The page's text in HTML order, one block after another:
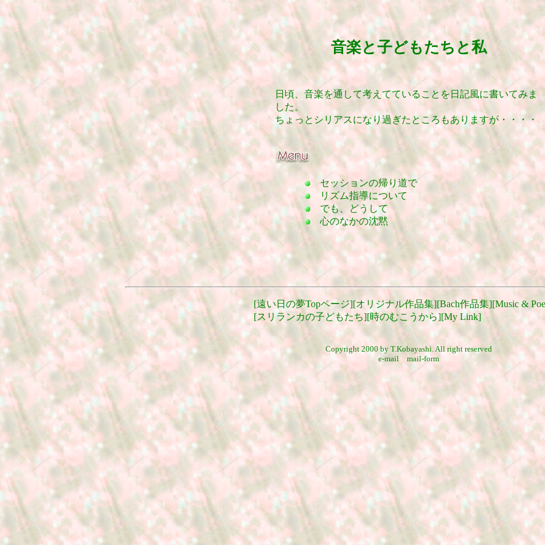
音楽と子どもたちと私
日頃、音楽を通して考えてていることを日記風に書いてみま
した。
ちょっとシリアスになり過ぎたところもありますが・・・・
セッションの帰り道で
リズム指導について
でも、どうして
心のなかの沈黙
[遠い日の夢Topページ][オリジナル作品集][Bach作品集][Music &
[スリランカの子どもたち][時のむこうから][My Link]
Copyright 2000 by T.Kobayashi. All right reserved
e-mail mail-form